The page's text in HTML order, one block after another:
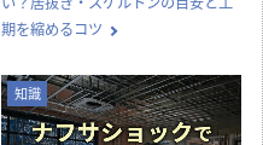
ザインとスタイル選びのコツ
店舗開業